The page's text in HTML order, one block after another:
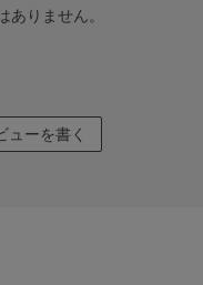
ありません。
ューを書く